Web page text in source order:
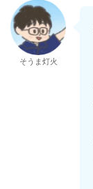
そうま灯火